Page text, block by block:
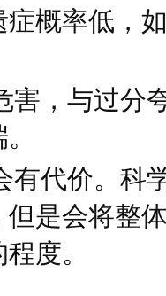
概率低，
害，与过分
有代价。科
是会将整
度。